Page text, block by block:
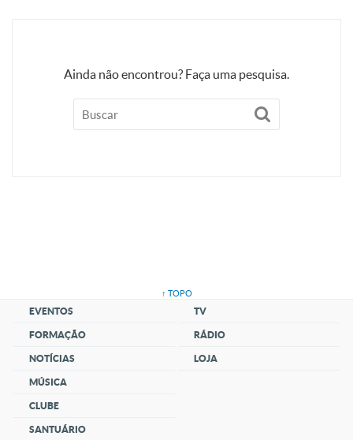
Ainda não encontrou? Faça uma pesquisa.
↑ TOPO
EVENTOS
FORMAÇÃO
NOTÍCIAS
MÚSICA
CLUBE
SANTUÁRIO
TV
RÁDIO
LOJA